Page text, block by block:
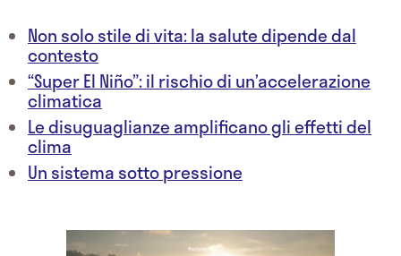
Non solo stile di vita: la salute dipende dal
contesto
“Super El Niño”: il rischio di un’accelerazione
climatica
Le disuguaglianze amplificano gli effetti del
clima
Un sistema sotto pressione